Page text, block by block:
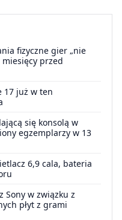
fizyczne gier „nie
miesięcy przed
17 już w ten
się konsolą w
egzemplarzy w 13
6,9 cala, bateria
Sony w związku z
płyt z grami